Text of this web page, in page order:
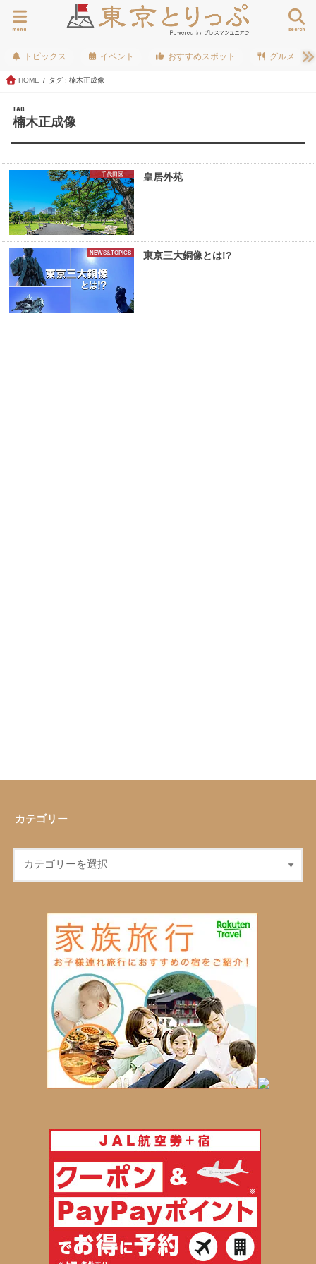
search
menu
トピックス イベント おすすめスポット グルメ
HOME タグ : 楠木正成像
TAG
楠木正成像
千代田区 皇居外苑
NEWS&TOPICS 東京三大銅像とは!?
カテゴリー